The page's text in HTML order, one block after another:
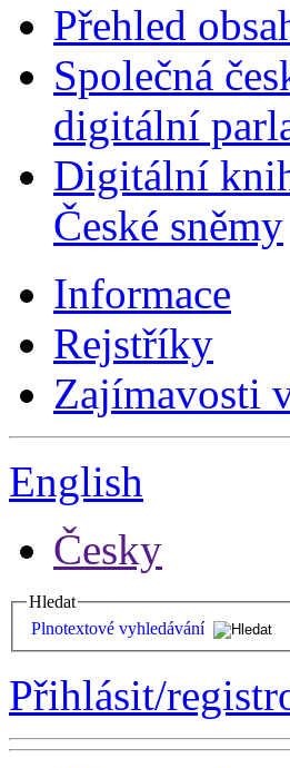
Přehled
Společná
digitální
Digitální
České sněmy
Informace
Rejstříky
Zajímavosti
English
Česky
Hledat
Plnotextové vyhledávání
Přihlásit/